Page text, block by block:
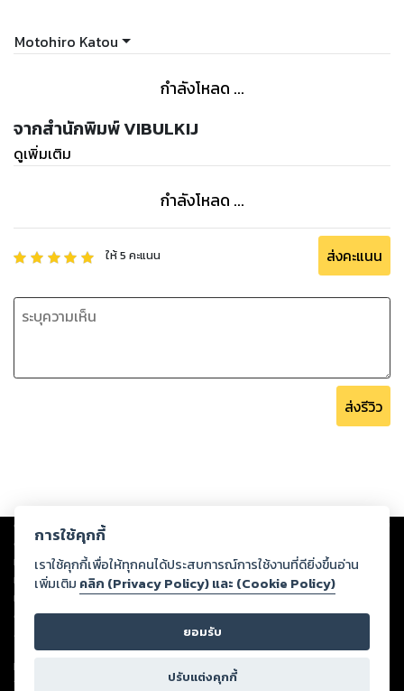
Motohiro Katou
กำลังโหลด ...
จากสำนักพิมพ์ VIBULKIJ
ดูเพิ่มเติม
กำลังโหลด ...
ให้5 คะแนน ส่งคะแนน
ส่งรีวิว
Copyright © 2026
ต่อผลงานหรือเนื้อหาใดที่อัปโหลดผ่านเว็บไซต์และปรากฏว่าละเมิดสิทธิใน
ทรัพย์สินทางปัญญาของบุคคลอื่นหรือขัดต่อกฎหมายและศีลธรรม ดังนั้น ผู้อ่าน
ทุกท่านโปรดใช้วิจารณญาณในการกลั่นกรองด้วยตนเอง และหากท่านพบว่าส่วน
หนึ่งส่วนใดขัดต่อกฎหมายและศีลธรรม กรุณาแจ้งมายังบริษัท เพื่อทีมงานจะได้
ดำเนินการในทันที ทั้งนี้ ทางสตอรี่ล็อกขอสงวนลิขสิทธิ์ตามพระราชบัญญัติ
ลิขสิทธิ์ พ.ศ. 2537 (ฉบับล่าสุด)
For support: member@ookbee.com
Version
การใช้คุกกี้
เราใช้คุกกี้เพื่อให้ทุกคนได้ประสบการณ์การใช้งานที่ดียิ่งขึ้นอ่าน
เพิ่มเติม คลิก (Privacy Policy) และ (Cookie Policy)
ยอมรับ
ปรับแต่งคุกกี้